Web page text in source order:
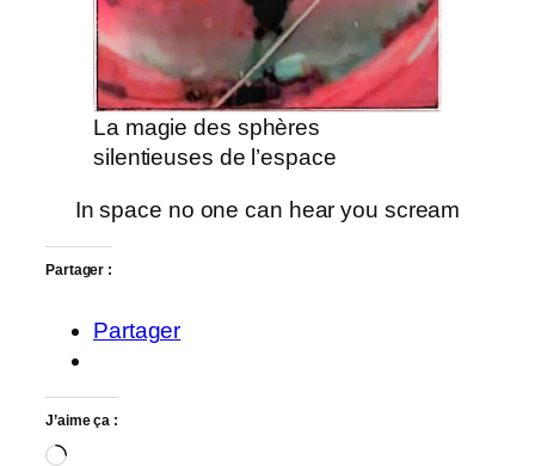
La magie des sphères
silentieuses de l’espace
In space no one can hear you scream
Partager :
Partager
J’aime ça :
Chargement…